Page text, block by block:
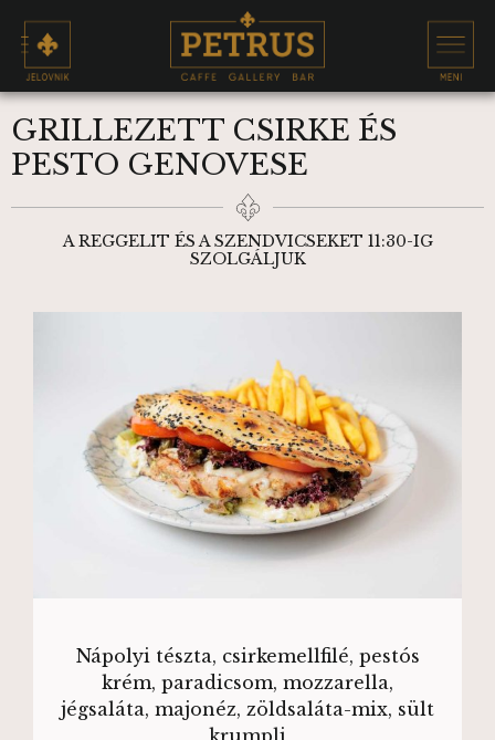
GRILLEZETT CSIRKE ÉS
PESTO GENOVESE
A REGGELIT ÉS A SZENDVICSEKET 11:30-IG
SZOLGÁLJUK
Nápolyi tészta, csirkemellfilé, pestós
krém, paradicsom, mozzarella,
jégsaláta, majonéz, zöldsaláta-mix, sült
krumpli